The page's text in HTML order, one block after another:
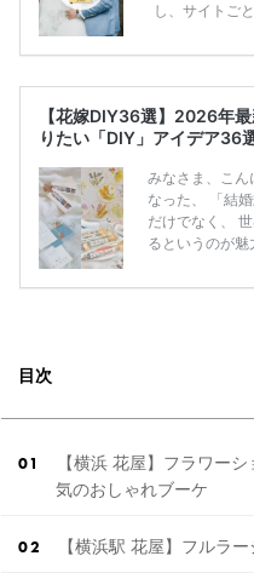
し、サイトご
ンペーン特典
補を絞
【花嫁DIY36選】2026年
りたい「DIY」アイデア36
みなさま、こん
なった、 「結
だけでなく、
るというのが
ぜひ最後まで
目次
【横浜 花屋】フラワー
気のおしゃれブーケ
【横浜駅 花屋】フルラ